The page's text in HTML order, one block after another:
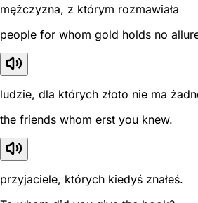
mężczyzna, z którym rozmawiała
people for whom gold holds no
ludzie, dla których złoto nie ma
the friends whom erst you knew.
przyjaciele, których kiedyś znałeś.